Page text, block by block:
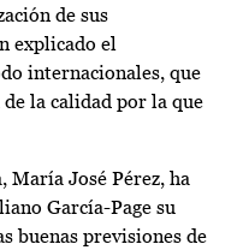
de sus
explicado el
internacionales, que
la calidad por la que
María José Pérez, ha
García-Page su
buenas previsiones de